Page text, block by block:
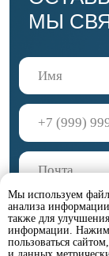
Мы используем
анализа
также для
информации.
пользоваться